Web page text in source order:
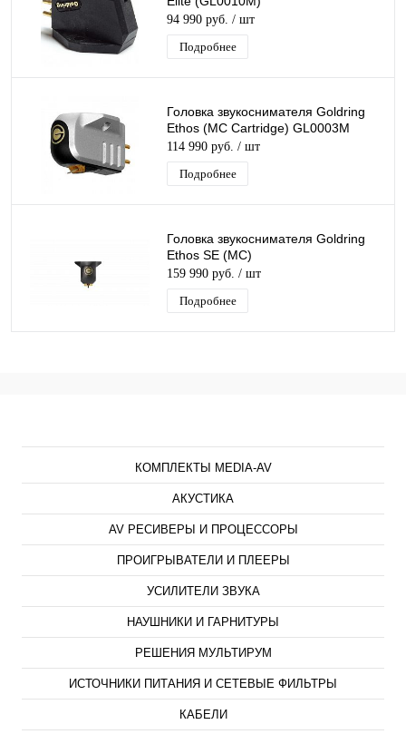
94 990 руб. / шт
Подробнее
Головка звукоснимателя Goldring
Ethos (MC Cartridge) GL0003M
114 990 руб. / шт
Подробнее
Головка звукоснимателя Goldring
Ethos SЕ (MС)
159 990 руб. / шт
Подробнее
КОМПЛЕКТЫ MEDIA-AV
АКУСТИКА
AV РЕСИВЕРЫ И ПРОЦЕССОРЫ
ПРОИГРЫВАТЕЛИ И ПЛЕЕРЫ
УСИЛИТЕЛИ ЗВУКА
НАУШНИКИ И ГАРНИТУРЫ
РЕШЕНИЯ МУЛЬТИРУМ
ИСТОЧНИКИ ПИТАНИЯ И СЕТЕВЫЕ ФИЛЬТРЫ
КАБЕЛИ